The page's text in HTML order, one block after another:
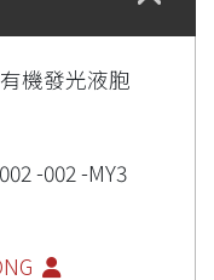
機發光液胞
-002 -MY3